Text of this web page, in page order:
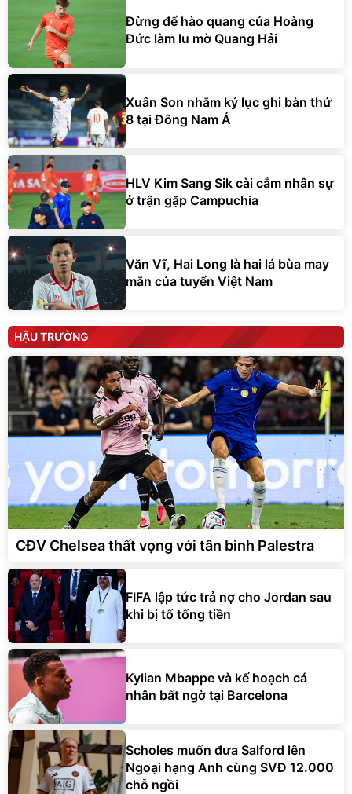
Đừng để hào quang của Hoàng
Đức làm lu mờ Quang Hải
Xuân Son nhắm kỷ lục ghi bàn thứ
8 tại Đông Nam Á
HLV Kim Sang Sik cài cắm nhân sự
ở trận gặp Campuchia
Văn Vĩ, Hai Long là hai lá bùa may
mắn của tuyển Việt Nam
HẬU TRƯỜNG
CĐV Chelsea thất vọng với tân binh Palestra
FIFA lập tức trả nợ cho Jordan sau
khi bị tố tống tiền
Kylian Mbappe và kế hoạch cá
nhân bất ngờ tại Barcelona
Scholes muốn đưa Salford lên
Ngoại hạng Anh cùng SVĐ 12.000
chỗ ngồi